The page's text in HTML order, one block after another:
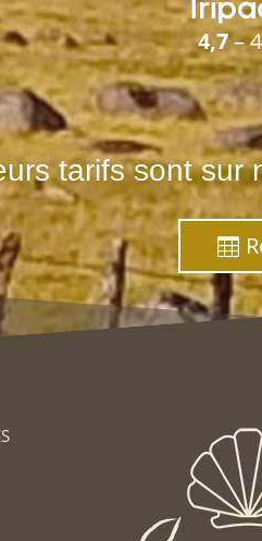
4,7–
tarifs sont sur